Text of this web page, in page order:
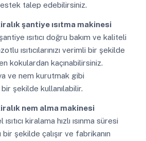
talep edebilirsiniz.
şantiye ısıtma makinesi
şantiye ısıtıcı doğru bakım ve kaliteli
ısıtıcılarınızı verimli bir şekilde
kokulardan kaçınabilirsiniz.
ve nem kurutmak gibi
şekilde kullanılabilir.
nem alma makinesi
kiralama hızlı ısınma süresi
bir şekilde çalışır ve fabrikanın